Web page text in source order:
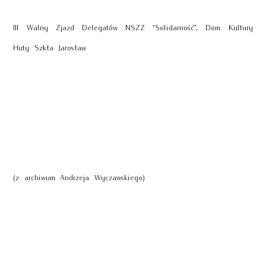
III Walny Zjazd Delegatów NSZZ “Solidarność”, Dom Kultury
Huty Szkła Jarosław
(z archiwum Andrzeja Wyczawskiego)